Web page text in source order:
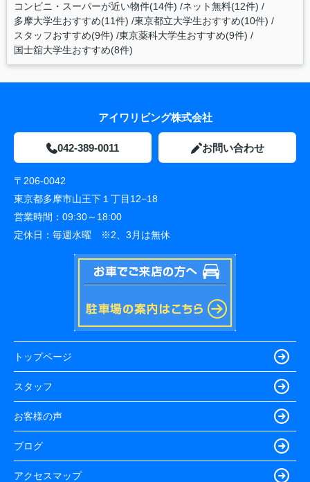
コンビニ・スーパーが近い物件(14件) ネット無料(12件)
多摩大学生おすすめ(11件) 東京都立大学生おすすめ(10件)
スタッフおすすめ(9件) 東京薬科大学生おすすめ(9件)
国士舘大学生おすすめ(8件)
アイワリビング株式会社
042-389-0011 お問い合わせ
〒206-0042
東京都多摩市山王下１丁目12−18
営業時間： 09:30～18:00
定休日： 毎週水曜 ※2、3月は無休
トップページ
スタッフ
お客様の声
ブログ
アクセスマップ